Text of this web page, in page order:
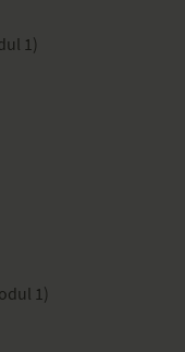
1)
1)